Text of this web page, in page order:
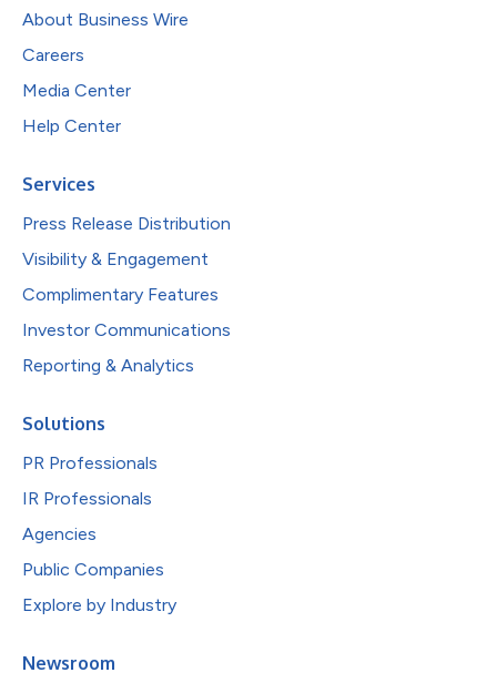
About Business Wire
Careers
Media Center
Help Center
Services
Press Release Distribution
Visibility & Engagement
Complimentary Features
Investor Communications
Reporting & Analytics
Solutions
PR Professionals
IR Professionals
Agencies
Public Companies
Explore by Industry
Newsroom